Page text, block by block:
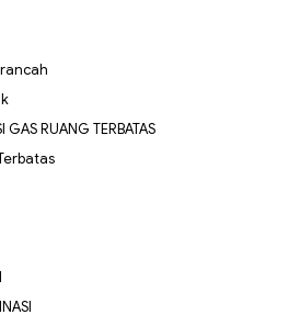
GAS RUANG TERBATAS